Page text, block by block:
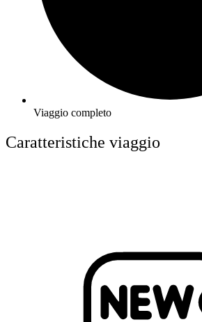
Viaggio completo
Caratteristiche viaggio